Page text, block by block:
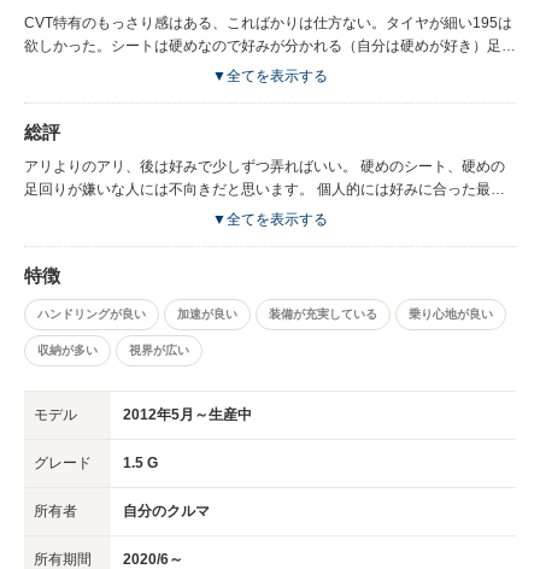
CVT特有のもっさり感はある、こればかりは仕方ない。タイヤが細い195は
欲しかった。シートは硬めなので好みが分かれる（自分は硬めが好き）足回
りが硬めなので突き上げ感や振動は他より多いかな？ 無段階変速なのでエ
▼全てを表示する
総評
アリよりのアリ、後は好みで少しずつ弄ればいい。 硬めのシート、硬めの
足回りが嫌いな人には不向きだと思います。 個人的には好みに合った最高
▼全てを表示する
特徴
ハンドリングが良い 加速が良い 装備が充実している 乗り心地が良い
収納が多い 視界が広い
モデル 2012年5月～生産中
グレード 1.5 G
所有者 自分のクルマ
所有期間 2020/6～